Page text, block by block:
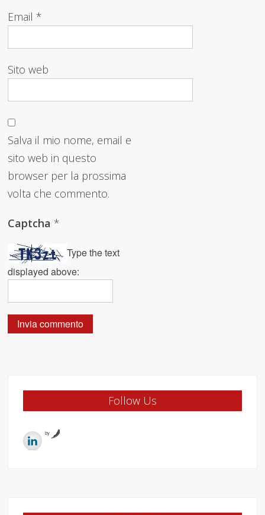
Email*
Sito web
Salva il mio nome, email e
sito web in questo
browser per la prossima
volta che commento.
Captcha*
Type the text
displayed above:
Follow Us
by